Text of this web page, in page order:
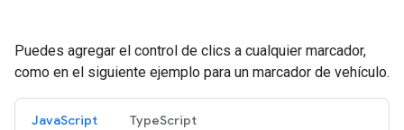
Puedes agregar el control de clics a cualquier marcador,
como en el siguiente ejemplo para un marcador de vehículo.
JavaScript TypeScript